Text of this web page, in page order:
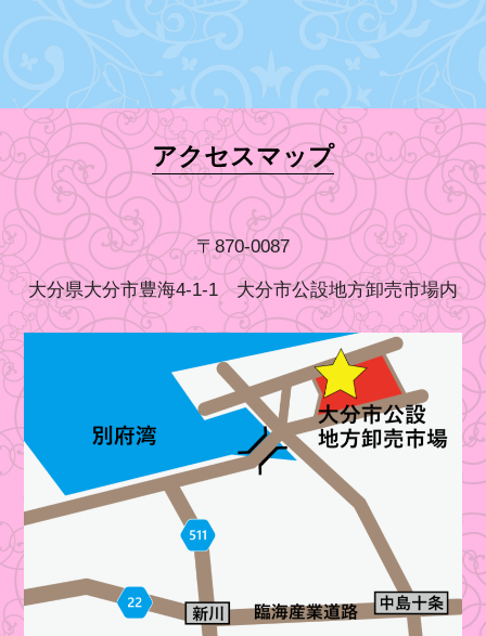
アクセスマップ
〒870-0087
大分県大分市豊海4-1-1 大分市公設地方卸売市場内